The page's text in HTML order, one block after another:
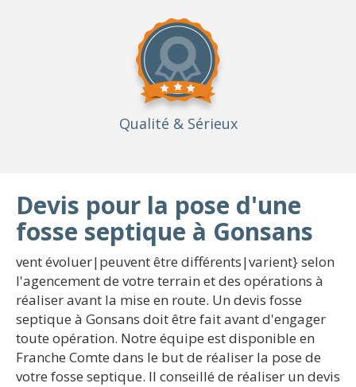
Qualité & Sérieux
Devis pour la pose d'une
fosse septique à Gonsans
vent évoluer|peuvent être différents|varient} selon
l'agencement de votre terrain et des opérations à
réaliser avant la mise en route. Un devis fosse
septique à Gonsans doit être fait avant d'engager
toute opération. Notre équipe est disponible en
Franche Comte dans le but de réaliser la pose de
votre fosse septique. Il conseillé de réaliser un devis